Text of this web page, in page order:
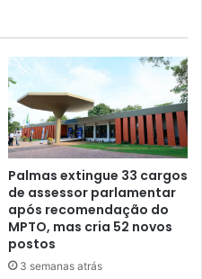
Palmas extingue 33 cargos
de assessor parlamentar
após recomendação do
MPTO, mas cria 52 novos
postos
3 semanas atrás